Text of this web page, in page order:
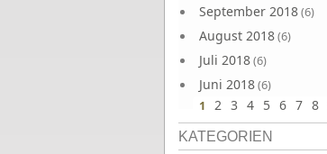
September 2018(6)
August 2018(6)
Juli 2018(6)
Juni 2018(6)
1 2 3 4 5 6 7 8
KATEGORIEN